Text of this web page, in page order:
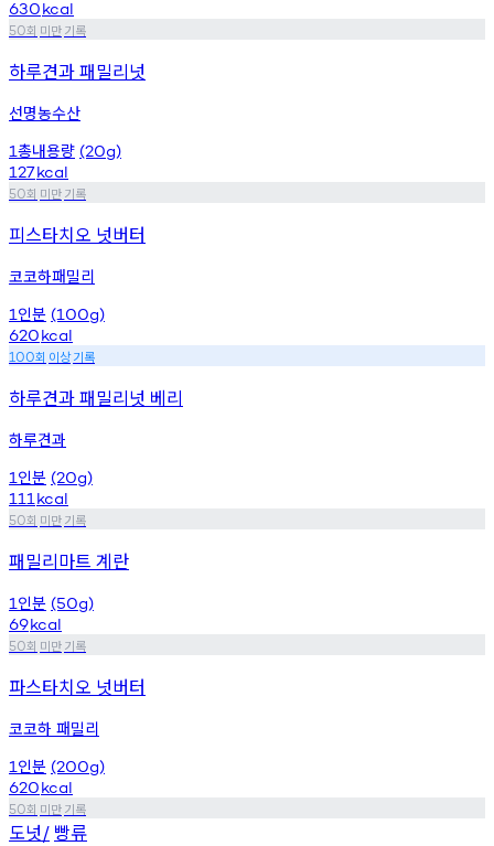
630kcal
50회 미만기록
하루견과 패밀리넛
선명농수산
1총내용량 (20g)
127kcal
50회 미만기록
피스타치오 넛버터
코코하패밀리
1 인분 (100g)
620kcal
100회 이상기록
하루견과 패밀리넛 베리
하루견과
1 인분 (20g)
111 kcal
50회 미만기록
패밀리마트 계란
1 인분 (50g)
69kcal
50회 미만기록
파스타치오 넛버터
코코하 패밀리
1 인분 (200g)
620kcal
50회 미만기록
도넛 / 빵류